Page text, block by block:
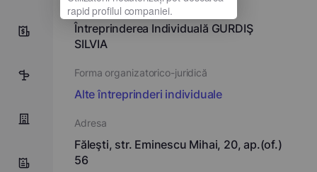
5
25
Denumirea completă
Întreprinderea Individuală GURDIŞ
SILVIA
Forma organizatorico-juridică
Alte întreprinderi individuale
Adresa
Făleşti, str. Eminescu Mihai, 20, ap.(of.)
56